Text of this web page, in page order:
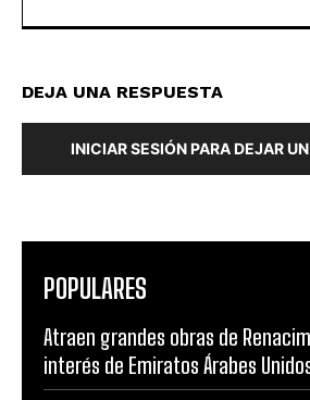
DEJA UNA RESPUESTA
INICIAR SESIÓN PARA DEJAR
POPULARES
Atraen grandes obras de
interés de Emiratos Árabes